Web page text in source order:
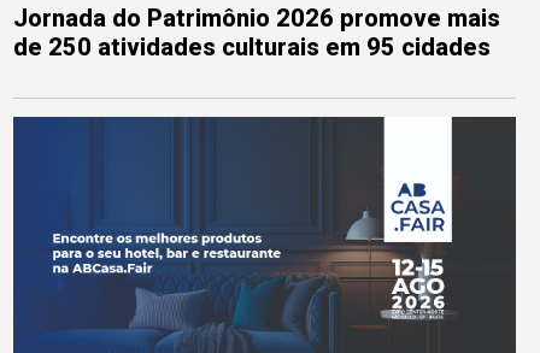
Jornada do Patrimônio 2026 promove mais
de 250 atividades culturais em 95 cidades